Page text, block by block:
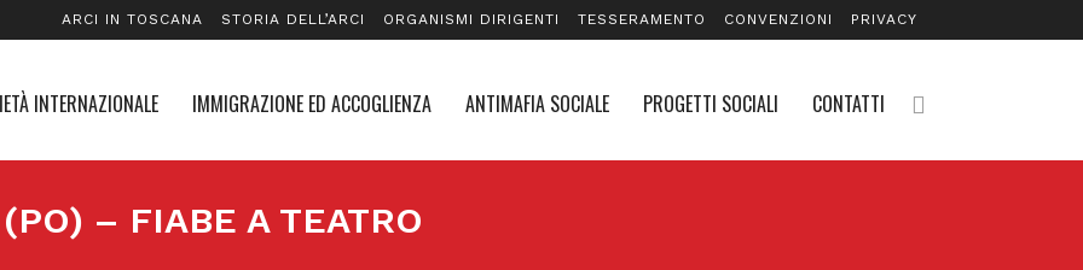
ARCI IN TOSCANA STORIA DELL’ARCI ORGANISMI DIRIGENTI TESSERAMENTO CONVENZIONI PRIVACY
INTERNAZIONALE IMMIGRAZIONE ED ACCOGLIENZA ANTIMAFIA SOCIALE PROGETTI SOCIALI CONTATTI
– FIABE A TEATRO